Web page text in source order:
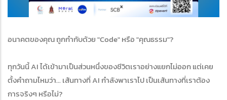
อนาคตของคุณ ถูกกำกับด้วย "Code" หรือ "คุณธรรม"?
ทุกวันนี้ AI ได้เข้ามาเป็นส่วนหนึ่งของชีวิตเราอย่างแยกไม่ออก แต่เคย
ตั้งคำถามไหมว่า... เส้นทางที่ AI กำลังพาเราไป เป็นเส้นทางที่เราต้อง
การจริงๆ หรือไม่?